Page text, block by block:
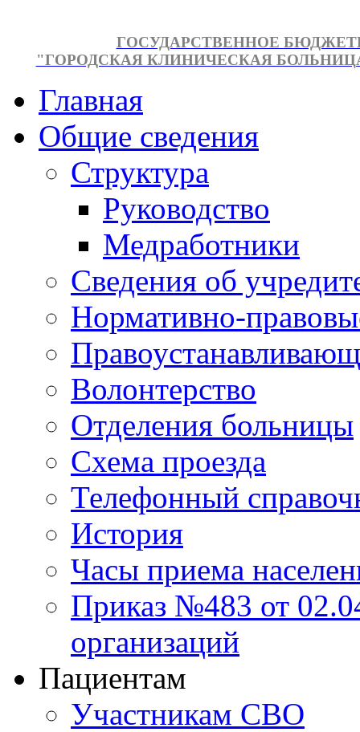
ГОСУДАРСТВЕННОЕ
"ГОРОДСКАЯ КЛИНИЧЕСКАЯ
Главная
Общие сведения
Структура
Руководство
Медработники
Сведения об
Нормативно-
Волонтерство
Отделения больницы
Схема проезда
Телефонный
История
Часы приема
Приказ №483 от
организаций
Пациентам
Участникам СВО